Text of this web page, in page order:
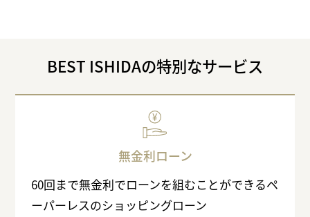
BEST ISHIDAの特別なサービス
無金利ローン
60回まで無金利でローンを組むことができるペ
ーパーレスのショッピングローン